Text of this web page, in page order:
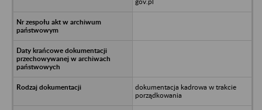
dokumentacja kadrowa w trakcie
porządkowania